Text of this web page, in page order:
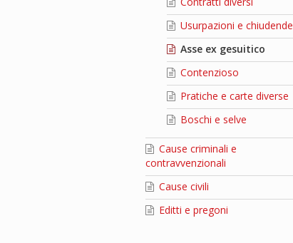
Usurpazioni e chiudende
Asse ex gesuitico
Contenzioso
Pratiche e carte diverse
Boschi e selve
Cause criminali e
contravvenzionali
Cause civili
Editti e pregoni